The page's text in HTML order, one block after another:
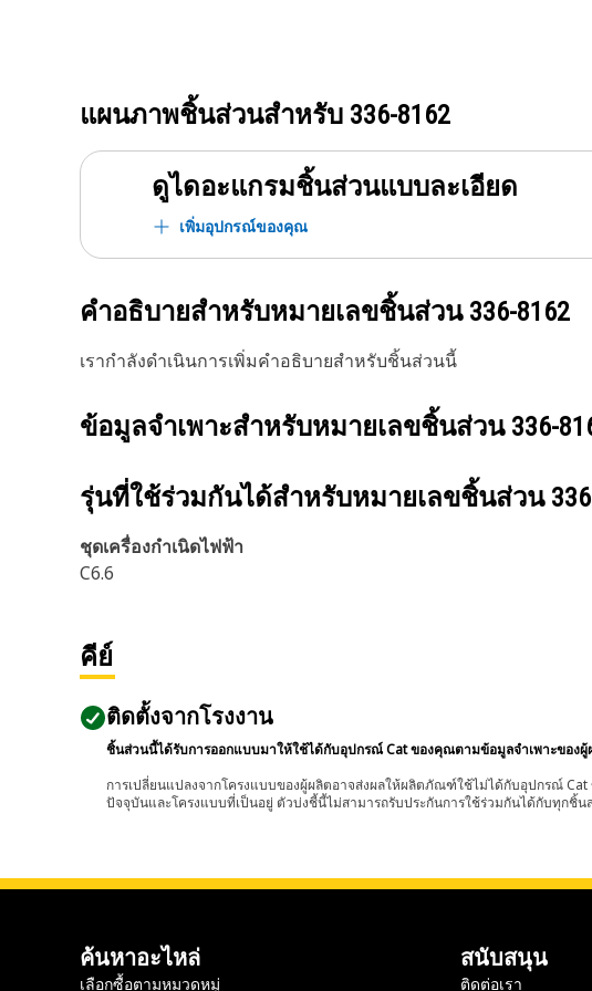
แผนภาพชิ้นส่วนสำหรับ 336-8162
ดูไดอะแกรมชิ้นส่วนแบบละเอียด
เพิ่มอุปกรณ์ของคุณ
คำอธิบายสำหรับหมายเลขชิ้นส่วน 336-8162
เรากำลังดำเนินการเพิ่มคำอธิบายสำหรับชิ้นส่วนนี้
ข้อมูลจำเพาะสำหรับหมายเลขชิ้นส่วน 336-
รุ่นที่ใช้ร่วมกันได้สำหรับหมายเลขชิ้นส่วน
ชุดเครื่องกำเนิดไฟฟ้า
C6.6
คีย์
ติดตั้งจากโรงงาน
ชิ้นส่วนนี้ได้รับการออกแบบมาให้ใช้ได้กับอุปกรณ์ Cat ของคุณตามข้อมูลจำเพาะของผู้
การเปลี่ยนแปลงจากโครงแบบของผู้ผลิตอาจส่งผลให้ผลิตภัณฑ์ใช้ไม่ได้กับอุปกรณ์
ปัจจุบันและโครงแบบที่เป็นอยู่ ตัวบ่งชี้นี้ไม่สามารถรับประกันการใช้ร่วมกันได้กับทุกชิ้น
ค้นหาอะไหล่
เลือกซื้อตามหมวดหมู่
สนับสนุน
ติดต่อเรา